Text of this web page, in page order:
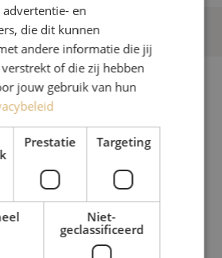
Patchkabel duplex SM, E2000/APC-
E2000/APC, 2.0mm, 21m
M20000317
en
die dit kunnen
andere informatie die jij
of die zij hebben
jouw gebruik van hun
Prestatie Targeting
Niet-
geclassificeerd